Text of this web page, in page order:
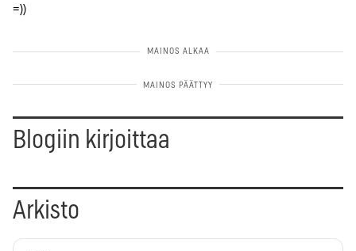
=))
Blogiin kirjoittaa
Arkisto